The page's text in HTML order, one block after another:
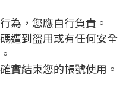
為，您應自行負責。
遭到盜用或有任何安全
實結束您的帳號使用。